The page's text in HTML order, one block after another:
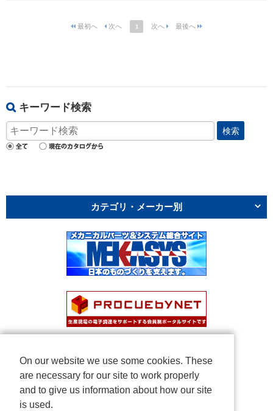
1
キーワード検索
検索
カテゴリ・メーカー別
On our website we use some cookies. These
are necessary for our site to work properly
and to give us information about how our site
is used.